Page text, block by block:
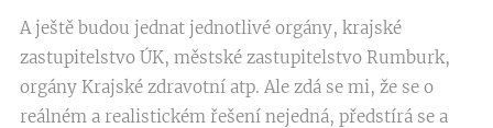
A ještě budou jednat jednotlivé orgány, krajské
zastupitelstvo ÚK, městské zastupitelstvo Rumburk,
orgány Krajské zdravotní atp. Ale zdá se mi, že se o
reálném a realistickém řešení nejedná, předstírá se a